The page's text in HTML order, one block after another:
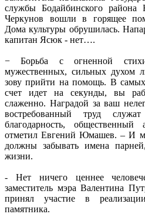
службы Бодайбинского
Черкунов вошли в горящее
Дома культуры обрушилась.
капитан Ясюк - нет….
− Борьба с огненной
мужественных, сильных духом
зову прийти на помощь. В
счет идет на секунды, вы
слаженно. Наградой за ваш
востребованный труд служат
благодарность,
отметил Евгений Юмашев. – И
должны забывать имена
жизни.
- Нет ничего ценнее
заместитель мэра Валентина
принял участие в
памятника.